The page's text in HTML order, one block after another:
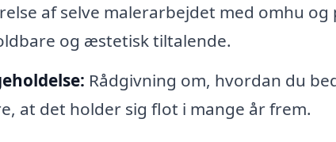
af selve malerarbejdet med omhu og
og æstetisk tiltalende.
Rådgivning om, hvordan du
at det holder sig flot i mange år frem.